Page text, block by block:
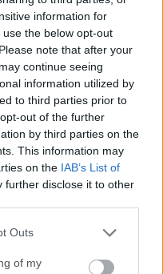
information for
the below opt-out
note that after your
continue seeing
information utilized by
to third parties prior to
out of the further
by third parties on the
This information may
on the IAB’s List of
further disclose it to other
Outs
of my
eventos e
por DJs de gira,
para crear
y atractivas que están
proporcionada y las
desde cero para
visual vinculada a
es compatible con
incluidos
los usuarios reproducir y
software
de ...